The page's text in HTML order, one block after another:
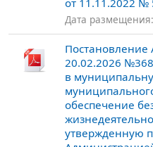
от 11.11.2022 №
Дата
20.02.2026
в
обеспечение
утвержденную